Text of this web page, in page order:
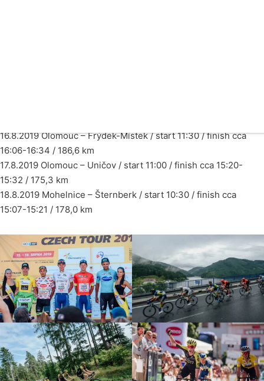
16.8.2019 Olomouc – Frýdek-Místek / start 11:30 / finish cca
16:06-16:34 / 186,6 km
17.8.2019 Olomouc – Uničov / start 11:00 / finish cca 15:20-
15:32 / 175,3 km
18.8.2019 Mohelnice – Šternberk / start 10:30 / finish cca
15:07-15:21 / 178,0 km